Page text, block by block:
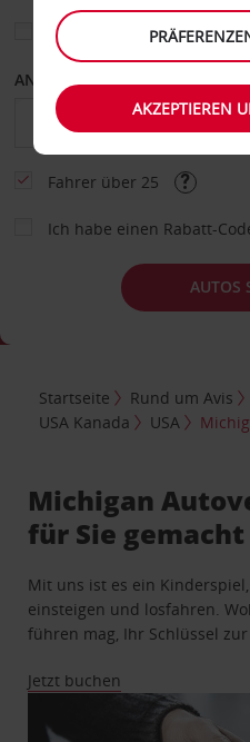
Eine andere
ANFANGSDATUM
Fahrer über 25
Ich habe einen Rabatt-
AUTOS
Startseite Rund um Avis
USA Kanada
USA
Michigan
für Sie gemacht
Mit uns ist es ein
einsteigen und losfahren.
führen mag, Ihr Schlüssel
Jetzt buchen
AKZEPTIEREN